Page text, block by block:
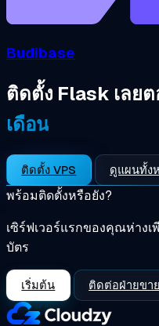
Budibase
ติดตั้ง Flask เลย
เดือน
ติดตั้ง VPS ดูแผนทั้ง
พร้อมติดตั้งหรือยัง?
เซิร์ฟเวอร์แรกของคุณห่างเ
บัตร
เริ่มต้น ติดต่อฝ่ายขาย